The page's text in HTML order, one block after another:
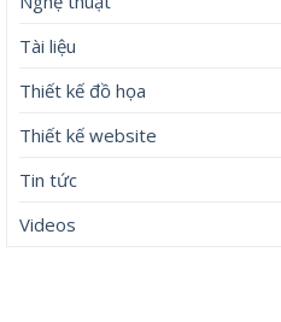
Tài liệu
Thiết kế đồ họa
Thiết kế website
Tin tức
Videos